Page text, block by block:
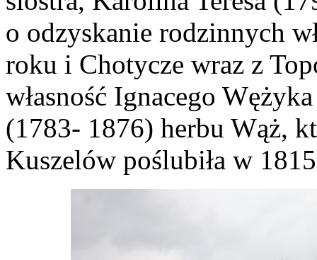
o odzyskanie rodzinnych
roku i Chotycze wraz z
własność Ignacego
(1783- 1876) herbu Wąż,
Kuszelów poślubiła w